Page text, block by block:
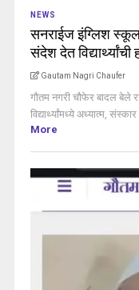
NEWS
सनराईज इंग्लिश
संदेश देत
Gautam Nagri Chaufer
गौतम नगरी चौफेर बादल बेले
विद्यार्थ्यांमध्ये अध्यात्म,
More